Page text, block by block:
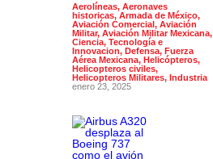
Aerolíneas, Aeronaves
historicas, Armada de México,
Aviación Comercial, Aviación
Militar, Aviación Militar Mexicana,
Ciencia, Tecnología e
Innovacion, Defensa, Fuerza
Aérea Mexicana, Helicópteros,
Helicopteros civiles,
Helicopteros Militares, Industria
enero 23, 2025